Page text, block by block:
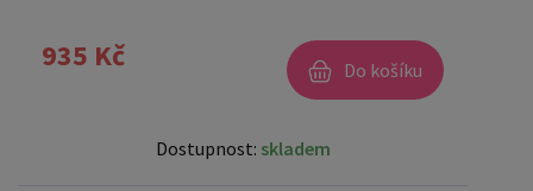
935 Kč Do košíku
Dostupnost: skladem